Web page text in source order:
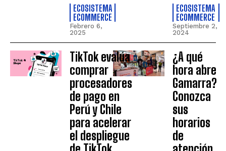
ECOSISTEMA
ECOMMERCE
Febrero 6,
2025
ECOSISTEMA
ECOMMERCE
Septiembre 2,
2024
TikTok evalúa
comprar
procesadores
de pago en
Perú y Chile
para acelerar
el despliegue
¿A qué
hora abre
Gamarra?
Conozca
sus
horarios
de